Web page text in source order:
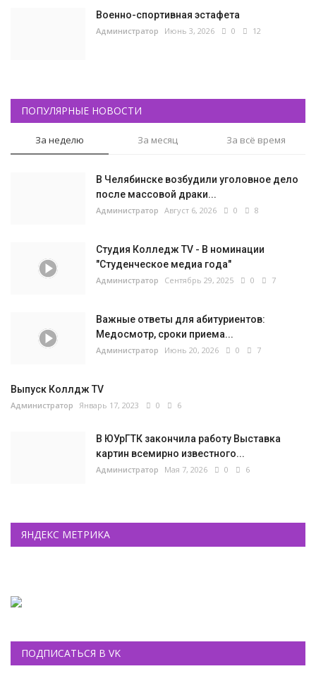
Военно-спортивная эстафета
Администратор Июнь 3, 2026 0 12
ПОПУЛЯРНЫЕ НОВОСТИ
За неделю За месяц За всё время
В Челябинске возбудили уголовное дело
после массовой драки...
Администратор Август 6, 2026 0 8
Студия Колледж TV - В номинации
"Студенческое медиа года"
Администратор Сентябрь 29, 2025 0 7
Важные ответы для абитуриентов:
Медосмотр, сроки приема...
Администратор Июнь 20, 2026 0 7
Выпуск Коллдж TV
Администратор Январь 17, 2023 0 6
В ЮУрГТК закончила работу Выставка
картин всемирно известного...
Администратор Мая 7, 2026 0 6
ЯНДЕКС МЕТРИКА
ПОДПИСАТЬСЯ В VK